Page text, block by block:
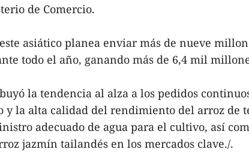
de Comercio.
asiático planea enviar más de nueve
todo el año, ganando más de 6,4 mil
la tendencia al alza a los pedidos
y la alta calidad del rendimiento del arroz de
adecuado de agua para el cultivo, así
jazmín tailandés en los mercados clave./.